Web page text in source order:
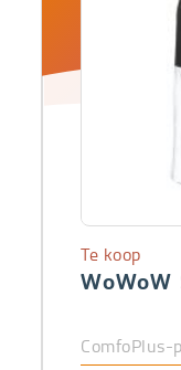
WoWoW
Te koop